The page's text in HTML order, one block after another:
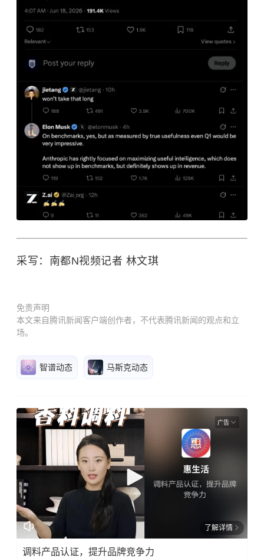
采写：南都N视频记者 林文琪
免责声明
本文来自腾讯新闻客户端创作者，不代表腾讯新闻的观点和立
场。
智谱动态 马斯克动态
广告
了解详情
调料产品认证，提升品牌竞争力